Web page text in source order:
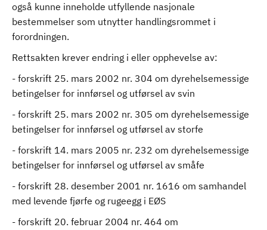
også kunne inneholde utfyllende nasjonale
bestemmelser som utnytter handlingsrommet i
forordningen.
Rettsakten krever endring i eller opphevelse av:
- forskrift 25. mars 2002 nr. 304 om dyrehelsemessige
betingelser for innførsel og utførsel av svin
- forskrift 25. mars 2002 nr. 305 om dyrehelsemessige
betingelser for innførsel og utførsel av storfe
- forskrift 14. mars 2005 nr. 232 om dyrehelsemessige
betingelser for innførsel og utførsel av småfe
- forskrift 28. desember 2001 nr. 1616 om samhandel
med levende fjørfe og rugeegg i EØS
- forskrift 20. februar 2004 nr. 464 om